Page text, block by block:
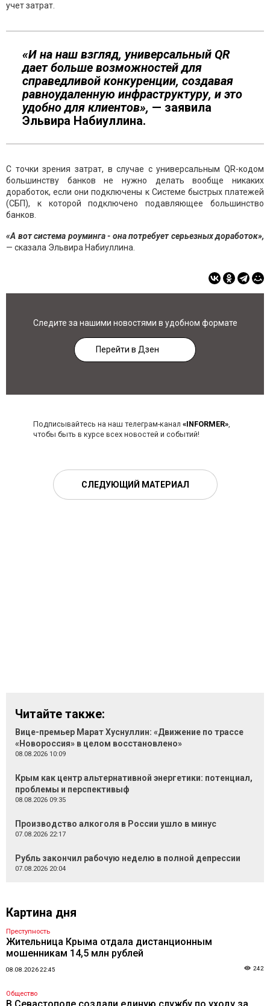
учет затрат.
«И на наш взгляд, универсальный QR
дает больше возможностей для
справедливой конкуренции, создавая
равноудаленную инфраструктуру, и это
удобно для клиентов», — заявила
Эльвира Набиуллина.
С точки зрения затрат, в случае с универсальным QR-кодом
большинству банков не нужно делать вообще никаких
доработок, если они подключены к Системе быстрых платежей
(СБП), к которой подключено подавляющее большинство
банков.
«А вот система роуминга - она потребует серьезных доработок»,
— сказала Эльвира Набиуллина.
Следите за нашими новостями в удобном формате
Перейти в Дзен
Подписывайтесь на наш телеграм-канал «INFORMER»,
чтобы быть в курсе всех новостей и событий!
СЛЕДУЮЩИЙ МАТЕРИАЛ
Читайте также:
Вице-премьер Марат Хуснуллин: «Движение по трассе
«Новороссия» в целом восстановлено»
08.08.2026 10:09
Крым как центр альтернативной энергетики: потенциал,
проблемы и перспективыф
08.08.2026 09:35
Производство алкоголя в России ушло в минус
07.08.2026 22:17
Рубль закончил рабочую неделю в полной депрессии
07.08.2026 20:04
Картина дня
Преступность
Жительница Крыма отдала дистанционным
мошенникам 14,5 млн рублей
08.08.2026 22:45 242
Общество